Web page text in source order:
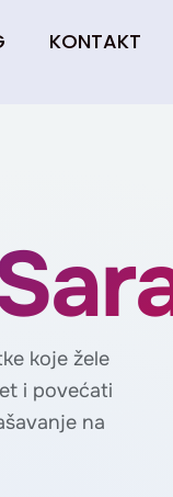
KONTAKT
koje žele
i povećati
na